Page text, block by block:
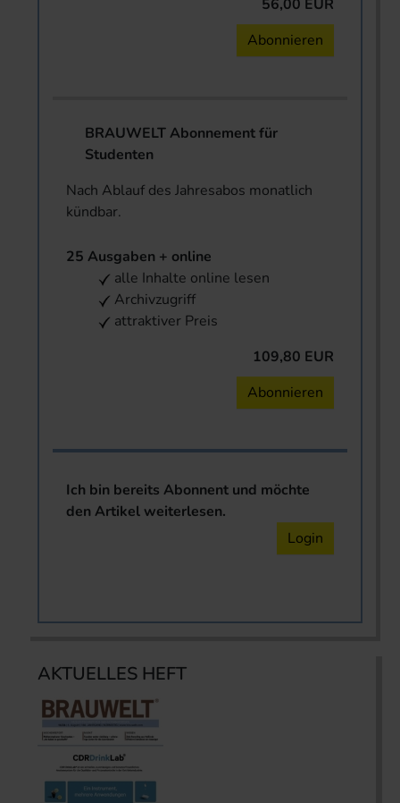
56,00 EUR
Abonnieren
BRAUWELT Abonnement für
Studenten
Nach Ablauf des Jahresabos monatlich
kündbar.
25 Ausgaben + online
alle Inhalte online lesen
Archivzugriff
attraktiver Preis
109,80 EUR
Abonnieren
Ich bin bereits Abonnent und möchte
den Artikel weiterlesen.
Login
AKTUELLES HEFT